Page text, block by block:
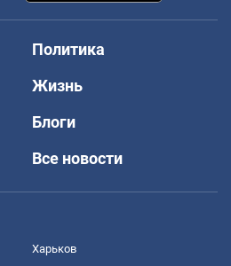
Политика
Жизнь
Блоги
Все новости
Харьков